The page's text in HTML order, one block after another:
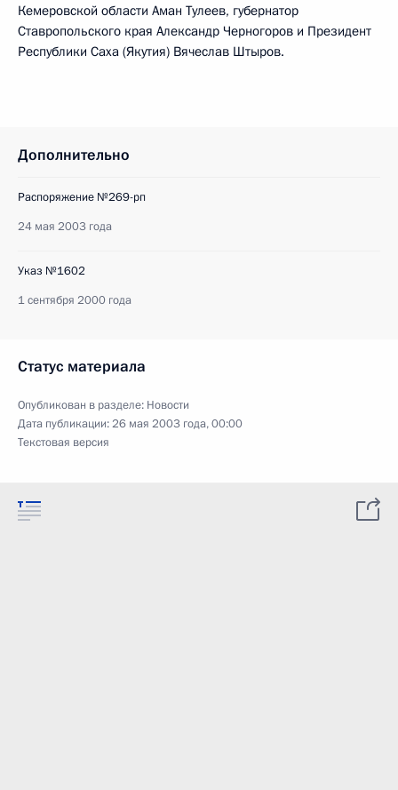
Кемеровской области Аман Тулеев, губернатор
Ставропольского края Александр Черногоров и Президент
Республики Саха (Якутия) Вячеслав Штыров.
Дополнительно
Распоряжение №269-рп
24 мая 2003 года
Указ №1602
1 сентября 2000 года
Статус материала
Опубликован в разделе: Новости
Дата публикации:26 мая 2003 года, 00:00
Текстовая версия